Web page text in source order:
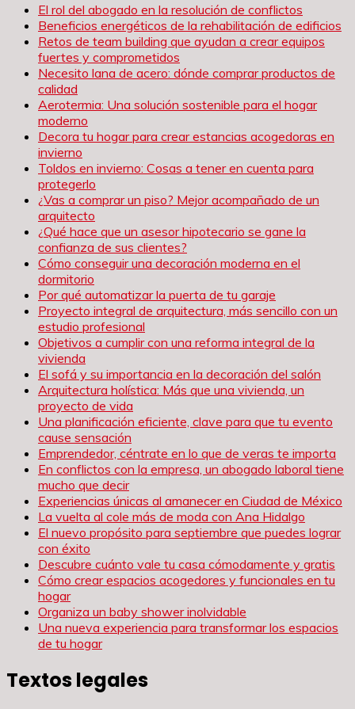
El rol del abogado en la resolución de conflictos
Beneficios energéticos de la rehabilitación de edificios
Retos de team building que ayudan a crear equipos
fuertes y comprometidos
Necesito lana de acero: dónde comprar productos de
calidad
Aerotermia: Una solución sostenible para el hogar
moderno
Decora tu hogar para crear estancias acogedoras en
invierno
Toldos en invierno: Cosas a tener en cuenta para
protegerlo
¿Vas a comprar un piso? Mejor acompañado de un
arquitecto
¿Qué hace que un asesor hipotecario se gane la
confianza de sus clientes?
Cómo conseguir una decoración moderna en el
dormitorio
Por qué automatizar la puerta de tu garaje
Proyecto integral de arquitectura, más sencillo con un
estudio profesional
Objetivos a cumplir con una reforma integral de la
vivienda
El sofá y su importancia en la decoración del salón
Arquitectura holística: Más que una vivienda, un
proyecto de vida
Una planificación eficiente, clave para que tu evento
cause sensación
Emprendedor, céntrate en lo que de veras te importa
En conflictos con la empresa, un abogado laboral tiene
mucho que decir
Experiencias únicas al amanecer en Ciudad de México
La vuelta al cole más de moda con Ana Hidalgo
El nuevo propósito para septiembre que puedes lograr
con éxito
Descubre cuánto vale tu casa cómodamente y gratis
Cómo crear espacios acogedores y funcionales en tu
hogar
Organiza un baby shower inolvidable
Una nueva experiencia para transformar los espacios
de tu hogar
Textos legales